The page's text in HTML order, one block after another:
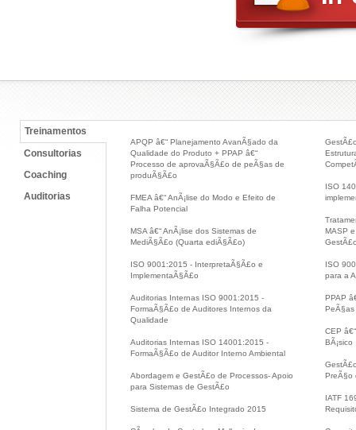
Treinamentos
Consultorias
Coaching
Auditorias
APQP â€“ Planejamento AvanÃ§ado da
Qualidade do Produto + PPAP â€“
Processo de aprovaÃ§Ã£o de peÃ§as de
produÃ§Ã£o
FMEA â€“ AnÃ¡lise do Modo e Efeito de
Falha Potencial
MSA â€“ AnÃ¡lise dos Sistemas de
MediÃ§Ã£o (Quarta ediÃ§Ã£o)
ISO 9001:2015 - InterpretaÃ§Ã£o e
ImplementaÃ§Ã£o
Auditorias Internas ISO 9001:2015 -
FormaÃ§Ã£o de Auditores Internos da
Qualidade
Auditorias Internas ISO 14001:2015 -
FormaÃ§Ã£o de Auditor Interno Ambiental
Abordagem e GestÃ£o de Processos- Apoio
para Sistemas de GestÃ£o
Sistema de GestÃ£o Integrado 2015
ISO
MASP
ISO
para a
PPAP
CEP
BÃ¡sico
PreÃ§o
IATF